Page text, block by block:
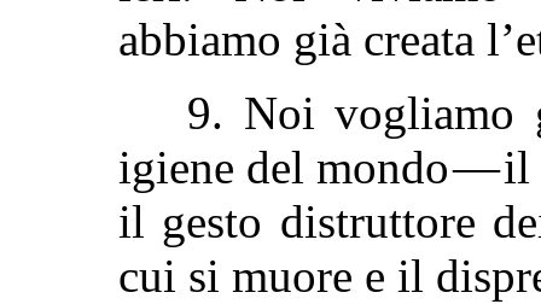
abbiamo già creata
9. Noi vogliamo
igiene del mondo —
il gesto distruttore
cui si muore e il